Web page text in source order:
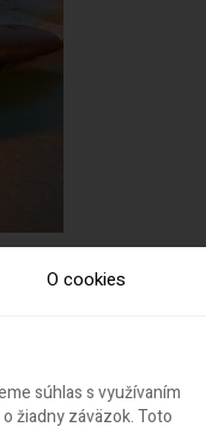
O cookies
súhlas s využívaním
žiadny záväzok. Toto